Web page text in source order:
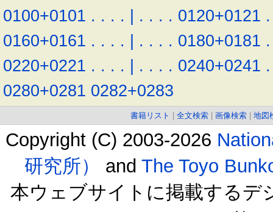
0100+0101 . . . . | . . . . 0120+0121 .
0160+0161 . . . . | . . . . 0180+0181 .
0220+0221 . . . . | . . . . 0240+0241 .
0280+0281 0282+0283
書籍リスト 全文検索 画像検索 地図
Copyright (C) 2003-2026
研究所）
and The Toyo
本ウェブサイトに掲載するデ